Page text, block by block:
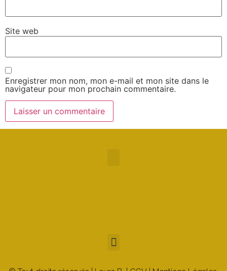
Site web
Enregistrer mon nom, mon e-mail et mon site dans le
navigateur pour mon prochain commentaire.